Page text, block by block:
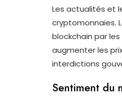
Les actualités et
cryptomonnaies.
blockchain par
augmenter les
interdictions
Sentiment du